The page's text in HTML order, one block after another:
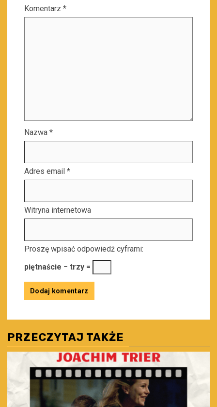
Komentarz *
Nazwa *
Adres email *
Witryna internetowa
Proszę wpisać odpowiedź cyframi:
piętnaście − trzy =
PRZECZYTAJ TAKŻE